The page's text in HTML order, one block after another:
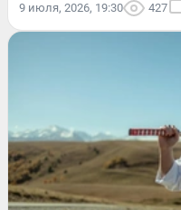
9 июля, 2026, 19:30 427